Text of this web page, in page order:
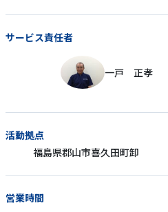
サービス責任者
一戸 正孝
活動拠点
福島県郡山市喜久田町卸
営業時間